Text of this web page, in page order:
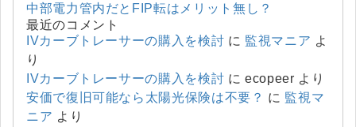
中部電力管内だとFIP転はメリット無し？
最近のコメント
IVカーブトレーサーの購入を検討 に 監視マニア よ
り
IVカーブトレーサーの購入を検討 にecopeer より
安価で復旧可能なら太陽光保険は不要？ に 監視マ
ニア より